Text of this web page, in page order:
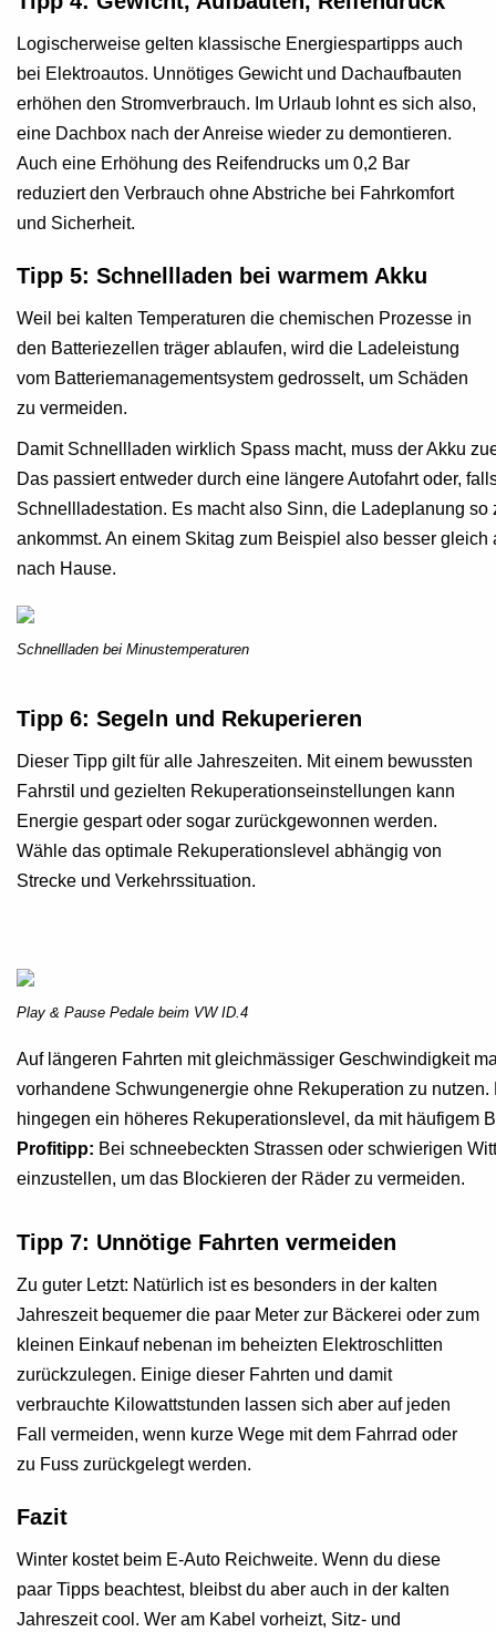
Logischerweise gelten klassische Energiespartipps auch
bei Elektroautos. Unnötiges Gewicht und Dachaufbauten
erhöhen den Stromverbrauch. Im Urlaub lohnt es sich also,
eine Dachbox nach der Anreise wieder zu demontieren.
Auch eine Erhöhung des Reifendrucks um 0,2 Bar
reduziert den Verbrauch ohne Abstriche bei Fahrkomfort
und Sicherheit.
Tipp 5: Schnellladen bei warmem Akku
Weil bei kalten Temperaturen die chemischen Prozesse in
den Batteriezellen träger ablaufen, wird die Ladeleistung
vom Batteriemanagementsystem gedrosselt, um Schäden
zu vermeiden.
Damit Schnellladen wirklich Spass macht, muss der Akku
Das passiert entweder durch eine längere Autofahrt oder,
Schnellladestation. Es macht also Sinn, die Ladeplanung
ankommst. An einem Skitag zum Beispiel also besser
nach Hause.
Schnellladen bei Minustemperaturen
Tipp 6: Segeln und Rekuperieren
Dieser Tipp gilt für alle Jahreszeiten. Mit einem bewussten
Fahrstil und gezielten Rekuperationseinstellungen kann
Energie gespart oder sogar zurückgewonnen werden.
Wähle das optimale Rekuperationslevel abhängig von
Strecke und Verkehrssituation.
Play & Pause Pedale beim VW ID.4
Auf längeren Fahrten mit gleichmässiger Geschwindigkeit
vorhandene Schwungenergie ohne Rekuperation zu
hingegen ein höheres Rekuperationslevel, da mit häufigem
Profitipp: Bei schneebeckten Strassen oder schwierigen
einzustellen, um das Blockieren der Räder zu vermeiden.
Tipp 7: Unnötige Fahrten vermeiden
Zu guter Letzt: Natürlich ist es besonders in der kalten
Jahreszeit bequemer die paar Meter zur Bäckerei oder zum
kleinen Einkauf nebenan im beheizten Elektroschlitten
zurückzulegen. Einige dieser Fahrten und damit
verbrauchte Kilowattstunden lassen sich aber auf jeden
Fall vermeiden, wenn kurze Wege mit dem Fahrrad oder
zu Fuss zurückgelegt werden.
Fazit
Winter kostet beim E-Auto Reichweite. Wenn du diese
paar Tipps beachtest, bleibst du aber auch in der kalten
Jahreszeit cool. Wer am Kabel vorheizt, Sitz- und